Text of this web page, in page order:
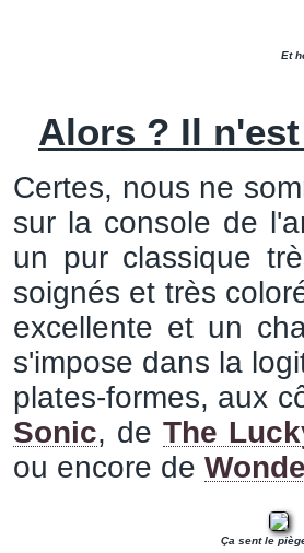
Et
Alors ? Il
Certes, nous ne
sur la console de
un pur classique
soignés et très
excellente et un
s'impose dans la
plates-formes, aux
Sonic, deThe
ou encore de
Ça sent le